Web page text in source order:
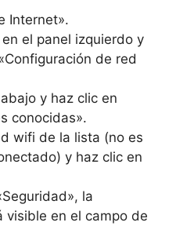
Internet».
el panel izquierdo y
de red
y haz clic en
conocidas».
wifi de la lista (no es
y haz clic en
la
visible en el campo de